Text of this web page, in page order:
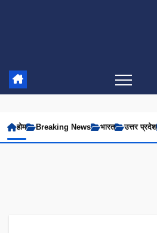
होम Breaking News भारत उत्तर प्रदेश